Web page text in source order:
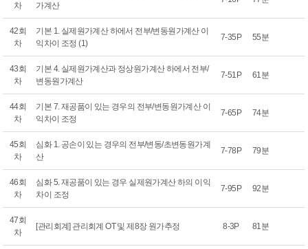
차
가계산
42회
차
기본 1. 실제원가계산 하에서 전부/변동원가계산 이
익차이 조정 (1)
7-35P 55분
43회
차
기본 4. 실제원가계산과 정상원가계산 하에서 전부/
변동원가계산
7-51P 61분
44회
차
기본 7. 재공품이 있는 경우의 전부/변동원가계산 이
익차이 조정
7-65P 74분
45회
차
심화 1. 공손이 있는 경우의 전부/변동/초변동원가계
산
7-78P 79분
46회
차
심화 5. 재공품이 있는 경우 실제원가계산 하의 이익
차이 조정
7-95P 92분
47회
차
[관리회계] 관리회계 OT 및 제8장 원가추정 8-3P 81분